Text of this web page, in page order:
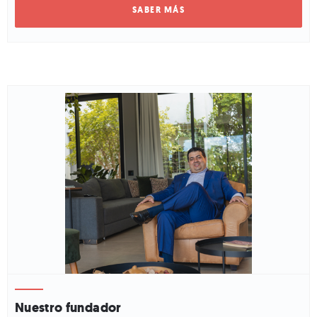
Nuestro fundador